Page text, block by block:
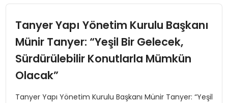
TEKNOLOJI
SPOR
SAĞLIK
Tanyer Yapı Yönetim Kurulu Başkanı
Münir Tanyer: “Yeşil Bir Gelecek,
Sürdürülebilir Konutlarla Mümkün
Olacak”
Tanyer Yapı Yönetim Kurulu Başkanı Münir Tanyer: “Yeşil